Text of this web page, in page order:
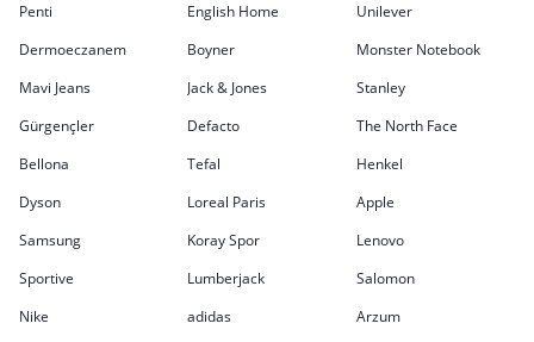
Penti English Home
Unilever
Dermoeczanem
Boyner
Monster Notebook
Mavi Jeans
Jack & Jones
Stanley
Gürgençler
Defacto
The North Face
Bellona
Tefal
Henkel
Dyson
Loreal Paris
Apple
Samsung
Koray Spor
Lenovo
Sportive
Lumberjack
Salomon
Nike
adidas Arzum